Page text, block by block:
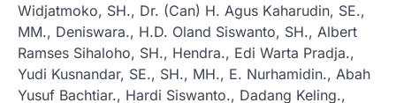
Widjatmoko, SH., Dr. (Can) H. Agus Kaharudin, SE.,
MM., Deniswara., H.D. Oland Siswanto, SH., Albert
Ramses Sihaloho, SH., Hendra., Edi Warta Pradja.,
Yudi Kusnandar, SE., SH., MH., E. Nurhamidin., Abah
Yusuf Bachtiar., Hardi Siswanto., Dadang Keling.,